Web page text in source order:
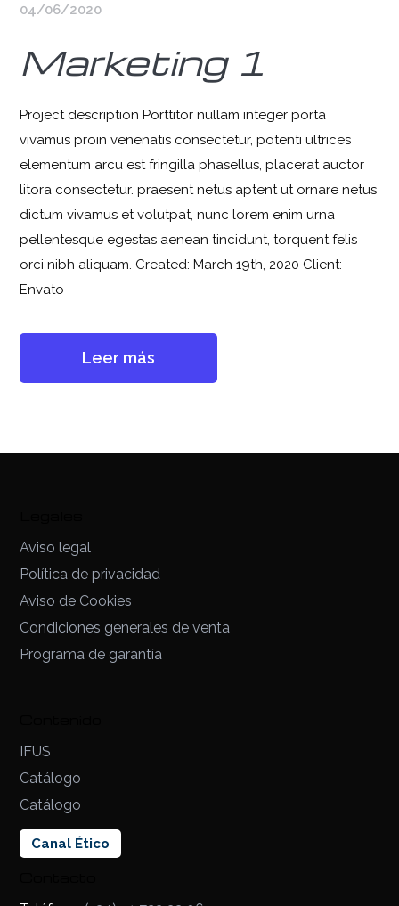
04/06/2020
Marketing 1
Project description Porttitor nullam integer porta
vivamus proin venenatis consectetur, potenti ultrices
elementum arcu est fringilla phasellus, placerat auctor
litora consectetur. praesent netus aptent ut ornare netus
dictum vivamus et volutpat, nunc lorem enim urna
pellentesque egestas aenean tincidunt, torquent felis
orci nibh aliquam. Created: March 19th, 2020 Client:
Envato
Leer más
Aviso legal
Política de privacidad
Aviso de Cookies
Condiciones generales de venta
Programa de garantía
IFUS
Catálogo
Catálogo
Canal Ético